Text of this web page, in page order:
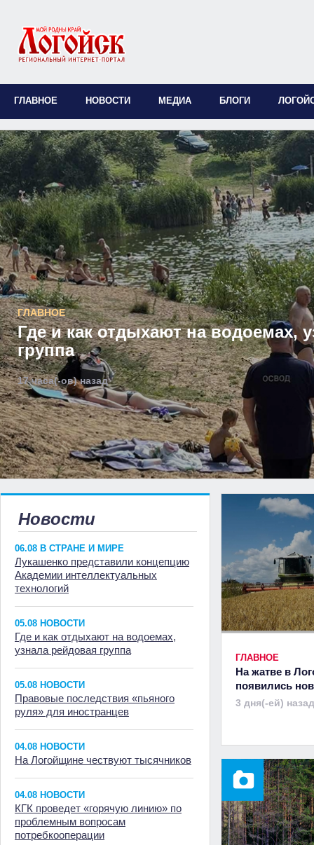
ГЛАВНОЕ НОВОСТИ МЕДИА БЛОГИ
ГЛАВНОЕ
Где и как отдыхают на водоемах,
группа
17 часа(-ов) назад
Новости
06.08 В СТРАНЕ И МИРЕ
Лукашенко представили концепцию
Академии интеллектуальных
технологий
05.08 НОВОСТИ
Где и как отдыхают на водоемах,
узнала рейдовая группа
05.08 НОВОСТИ
Правовые последствия «пьяного
руля» для иностранцев
04.08 НОВОСТИ
На Логойщине чествуют тысячников
04.08 НОВОСТИ
КГК проведет «горячую линию» по
проблемным вопросам
потребкооперации
ГЛАВНОЕ
На жатве в
появились
3 дня(-ей) назад